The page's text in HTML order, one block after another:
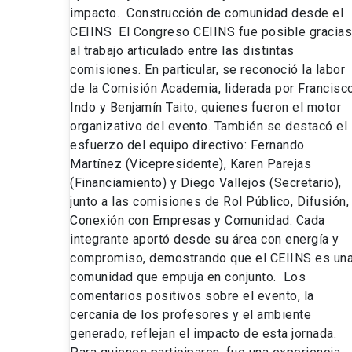
impacto. Construcción de comunidad desde el
CEIINS El Congreso CEIINS fue posible gracias
al trabajo articulado entre las distintas
comisiones. En particular, se reconoció la labor
de la Comisión Academia, liderada por
Indo y Benjamín Taito, quienes fueron el motor
organizativo del evento. También se destacó el
esfuerzo del equipo directivo: Fernando
Martínez (Vicepresidente), Karen Parejas
(Financiamiento) y Diego Vallejos (Secretario),
junto a las comisiones de Rol Público, Difusión,
Conexión con Empresas y Comunidad. Cada
integrante aportó desde su área con energía y
compromiso, demostrando que el CEIINS es
comunidad que empuja en conjunto. Los
comentarios positivos sobre el evento, la
cercanía de los profesores y el ambiente
generado, reflejan el impacto de esta jornada.